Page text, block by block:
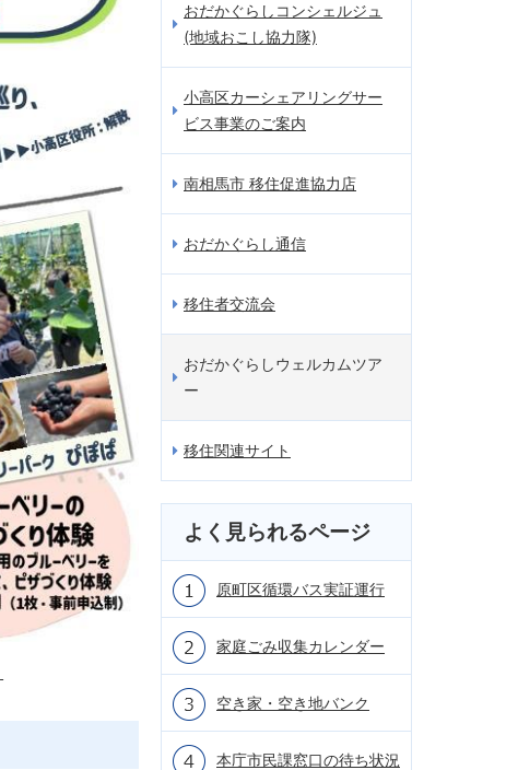
おだかぐらしコンシェルジュ
(地域おこし協力隊)
小高区カーシェアリングサー
ビス事業のご案内
南相馬市 移住促進協力店
おだかぐらし通信
移住者交流会
おだかぐらしウェルカムツア
ー
移住関連サイト
よく見られるページ
原町区循環バス実証運行
家庭ごみ収集カレンダー
空き家・空き地バンク
本庁市民課窓口の待ち状況